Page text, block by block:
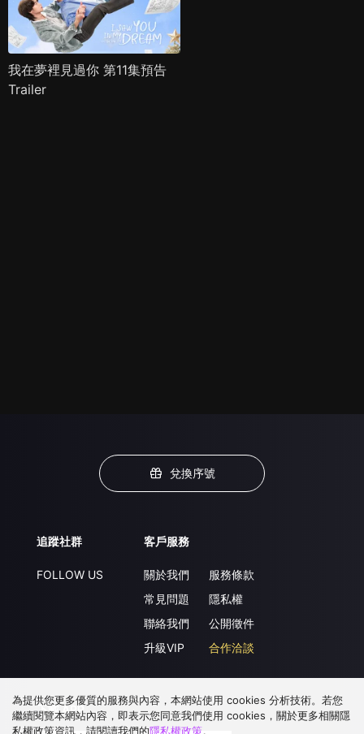
我在夢裡見過你 第11集預告
Trailer
兌換序號
追蹤社群
FOLLOW US
客戶服務
關於我們
常見問題
聯絡我們
升級VIP
服務條款
隱私權
公開徵件
合作洽談
下載 APP
為提供您更多優質的服務與內容，本網站使用 cookies 分析技術。若您
繼續閱覽本網站內容，即表示您同意我們使用 cookies，關於更多相關隱
私權政策資訊，請閱讀我們的隱私權政策。